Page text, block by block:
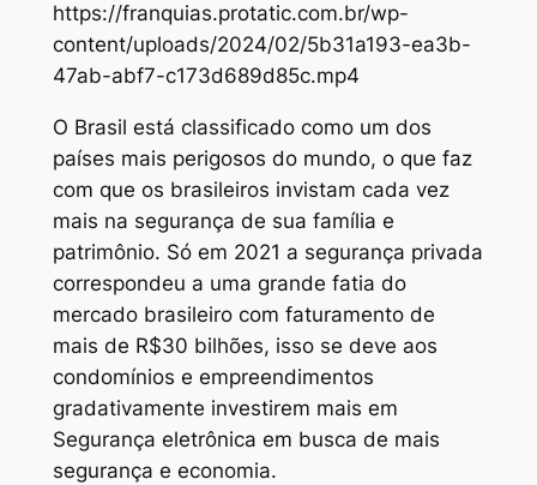
https://franquias.protatic.com.br/wp-
content/uploads/2024/02/5b31a193-ea3b-
47ab-abf7-c173d689d85c.mp4
O Brasil está classificado como um dos
países mais perigosos do mundo, o que faz
com que os brasileiros invistam cada vez
mais na segurança de sua família e
patrimônio. Só em 2021 a segurança privada
correspondeu a uma grande fatia do
mercado brasileiro com faturamento de
mais de R$30 bilhões, isso se deve aos
condomínios e empreendimentos
gradativamente investirem mais em
Segurança eletrônica em busca de mais
segurança e economia.